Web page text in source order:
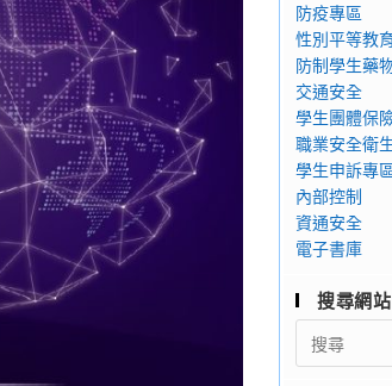
防疫專區
性別平等教
防制學生藥
交通安全
學生團體保
職業安全衛
學生申訴專
內部控制
資通安全
電子書庫
搜尋網站
Search
for: